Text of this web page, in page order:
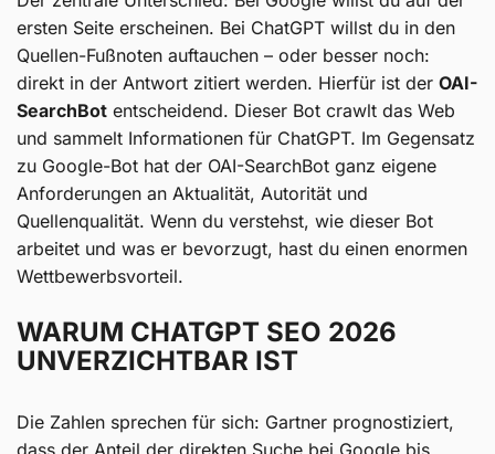
ersten Seite erscheinen. Bei ChatGPT willst du in den
Quellen-Fußnoten auftauchen – oder besser noch:
direkt in der Antwort zitiert werden. Hierfür ist der OAI-
SearchBot entscheidend. Dieser Bot crawlt das Web
und sammelt Informationen für ChatGPT. Im Gegensatz
zu Google-Bot hat der OAI-SearchBot ganz eigene
Anforderungen an Aktualität, Autorität und
Quellenqualität. Wenn du verstehst, wie dieser Bot
arbeitet und was er bevorzugt, hast du einen enormen
Wettbewerbsvorteil.
WARUM CHATGPT SEO 2026
UNVERZICHTBAR IST
Die Zahlen sprechen für sich: Gartner prognostiziert,